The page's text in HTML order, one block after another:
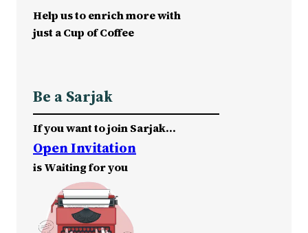
Help us to enrich more with
just a Cup of Coffee
Be a Sarjak
If you want to join Sarjak…
Open Invitation
is Waiting for you